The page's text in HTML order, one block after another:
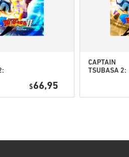
• Valitse tuote
• Syötä sähköpostiosoitteesi
• Valitse haluamasi
• Viimeistele tilauksesi
$66,95
CAPTAIN
TSUBASA 2:
Deluxe